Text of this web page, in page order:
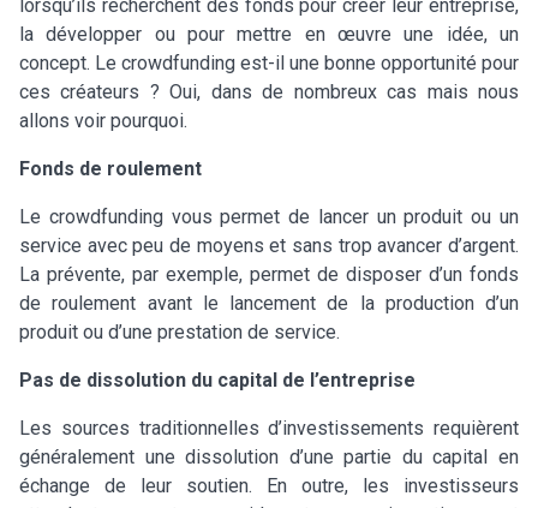
lorsqu’ils recherchent des fonds pour créer leur entreprise,
la développer ou pour mettre en œuvre une idée, un
concept. Le crowdfunding est-il une bonne opportunité pour
ces créateurs ? Oui, dans de nombreux cas mais nous
allons voir pourquoi.
Fonds de roulement
Le crowdfunding vous permet de lancer un produit ou un
service avec peu de moyens et sans trop avancer d’argent.
La prévente, par exemple, permet de disposer d’un fonds
de roulement avant le lancement de la production d’un
produit ou d’une prestation de service.
Pas de dissolution du capital de l’entreprise
Les sources traditionnelles d’investissements requièrent
généralement une dissolution d’une partie du capital en
échange de leur soutien. En outre, les investisseurs